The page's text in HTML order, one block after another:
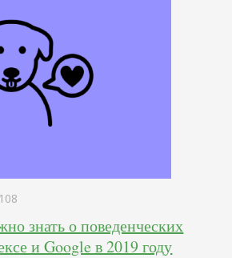
знать о поведенческих
и Google в 2019 году